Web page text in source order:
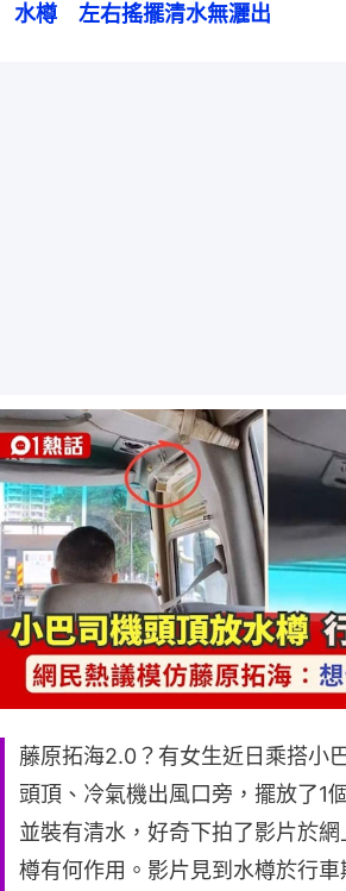
水樽　左右搖擺清水無灑出
藤原拓海2.0？有女生近日乘搭小
頭頂、冷氣機出風口旁，擺放了1
並裝有清水，好奇下拍了影片於
樽有何作用。影片見到水樽於行